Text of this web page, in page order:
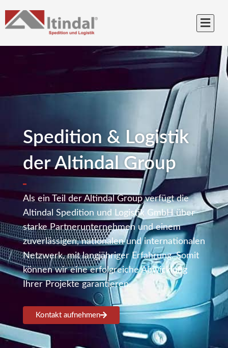
Spedition & Logistik
der Altindal Group
Als ein Teil der Altindal Group verfügt die
Altindal Spedition und Logistik GmbH über
starke Partnerunternehmen und einem
zuverlässigen, nationalen und internationalen
Netzwerk, mit langjähriger Erfahrung. Somit
können wir eine erfolgreiche Abwicklung
Ihrer Projekte garantieren.
Kontakt aufnehmen